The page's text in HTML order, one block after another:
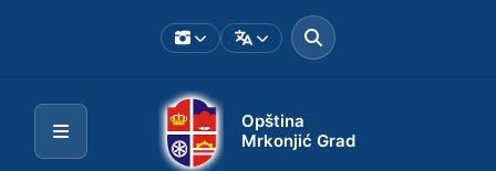
Opština
Mrkonjić Grad